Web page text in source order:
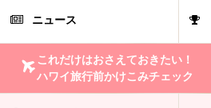
ニュース
これだけはおさえておきたい！
ハワイ旅行前かけこみチェック